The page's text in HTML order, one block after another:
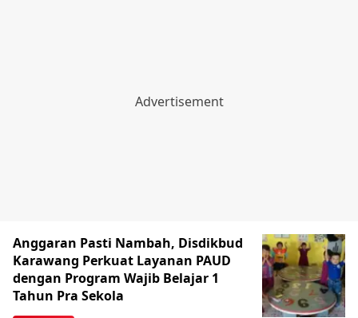
Anggaran Pasti Nambah, Disdikbud
Karawang Perkuat Layanan PAUD
dengan Program Wajib Belajar 1
Tahun Pra Sekola